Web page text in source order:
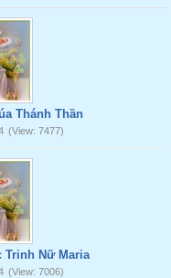
Thánh Thần
(View: 7477)
Trinh Nữ Maria
(View: 7006)